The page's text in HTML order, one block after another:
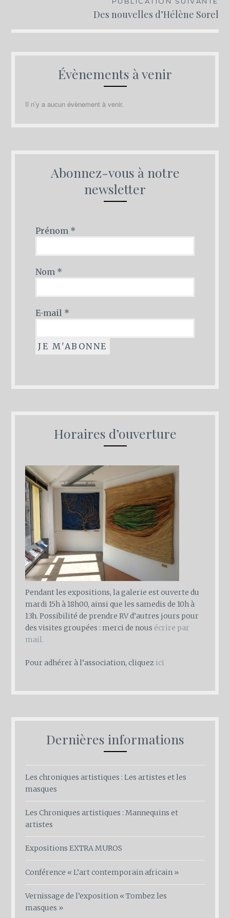
Des nouvelles d’Hélène Sorel
Évènements à venir
Il n’y a aucun évènement à venir.
Abonnez-vous à notre
newsletter
Prénom *
Nom *
E-mail *
Horaires d’ouverture
Pendant les expositions, la galerie est ouverte du
mardi 15h à 18h00, ainsi que les samedis de 10h à
13h. Possibilité de prendre RV d’autres jours pour
des visites groupées : merci de nous écrire par
mail.
Pour adhérer à l’association, cliquez ici
Dernières informations
Les chroniques artistiques : Les artistes et les
masques
Les Chroniques artistiques : Mannequins et
artistes
Expositions EXTRA MUROS
Conférence « L’art contemporain africain »
Vernissage de l’exposition « Tombez les
masques »